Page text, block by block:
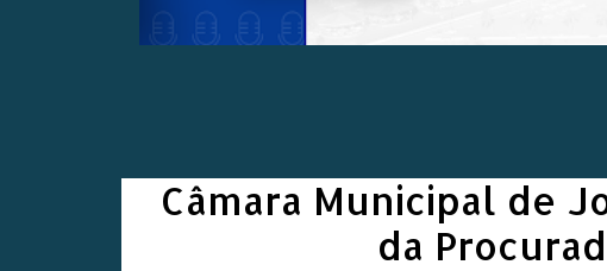
Câmara Municipal de
da